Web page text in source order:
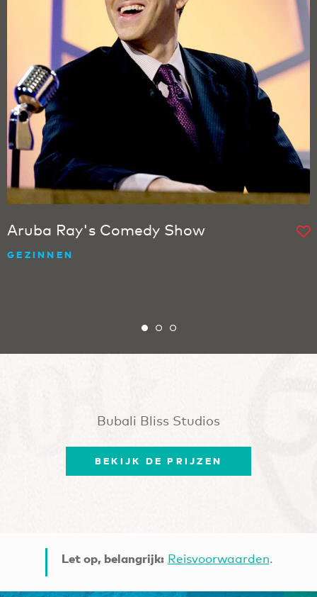
Aruba Ray's Comedy Show
GEZINNEN
Bubali Bliss Studios
BEKIJK DE PRIJZEN
Let op, belangrijk: Reisvoorwaarden.